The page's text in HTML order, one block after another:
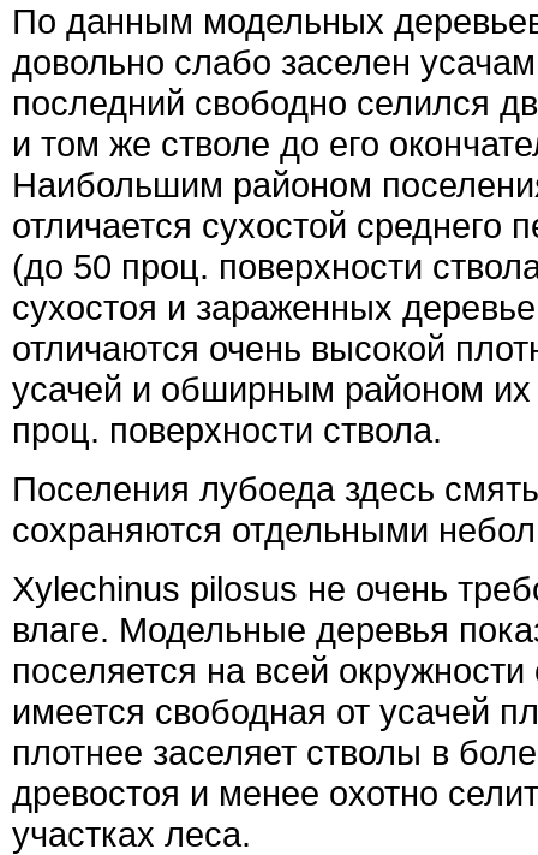
По данным модельных
довольно слабо заселен
последний свободно селился
и том же стволе до его
Наибольшим районом
отличается сухостой среднего
(до 50 проц. поверхности
сухостоя и зараженных
отличаются очень высокой
усачей и обширным районом
проц. поверхности ствола.
Поселения лубоеда здесь
сохраняются отдельными
Xylechinus pilosus не очень
влаге. Модельные деревья
поселяется на всей окружности
имеется свободная от усачей
плотнее заселяет стволы в
древостоя и менее охотно
участках леса.